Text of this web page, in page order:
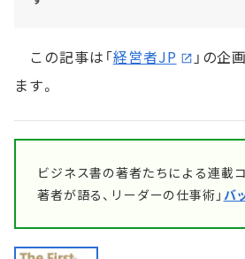
この記事は「経営者JP
」の企
ます。
ビジネス書の著者たちによる連載
著者が語る、リーダーの仕事術」 バ